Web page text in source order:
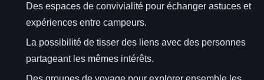
Des espaces de convivialité pour échanger astuces et
expériences entre campeurs.
La possibilité de tisser des liens avec des personnes
partageant les mêmes intérêts.